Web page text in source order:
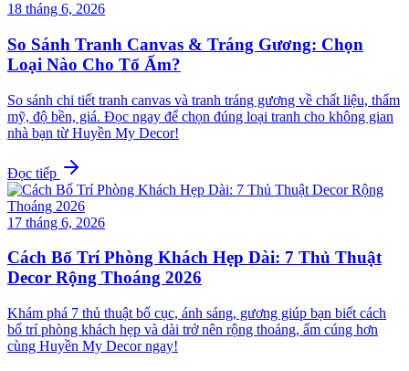
18 tháng 6, 2026
So Sánh Tranh Canvas & Tráng Gương: Chọn
Loại Nào Cho Tổ Ấm?
So sánh chi tiết tranh canvas và tranh tráng gương về chất liệu, thẩm
mỹ, độ bền, giá. Đọc ngay để chọn đúng loại tranh cho không gian
nhà bạn từ Huyền My Decor!
Đọc tiếp
17 tháng 6, 2026
Cách Bố Trí Phòng Khách Hẹp Dài: 7 Thủ Thuật
Decor Rộng Thoáng 2026
Khám phá 7 thủ thuật bố cục, ánh sáng, gương giúp bạn biết cách
bố trí phòng khách hẹp và dài trở nên rộng thoáng, ấm cúng hơn
cùng Huyền My Decor ngay!